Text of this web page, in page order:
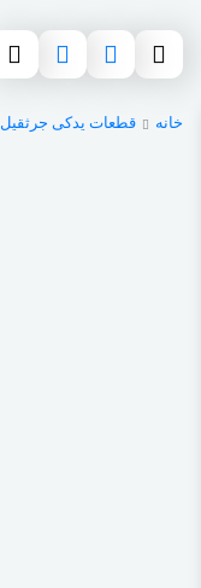
خانه قطعات یدکی جرثقیل